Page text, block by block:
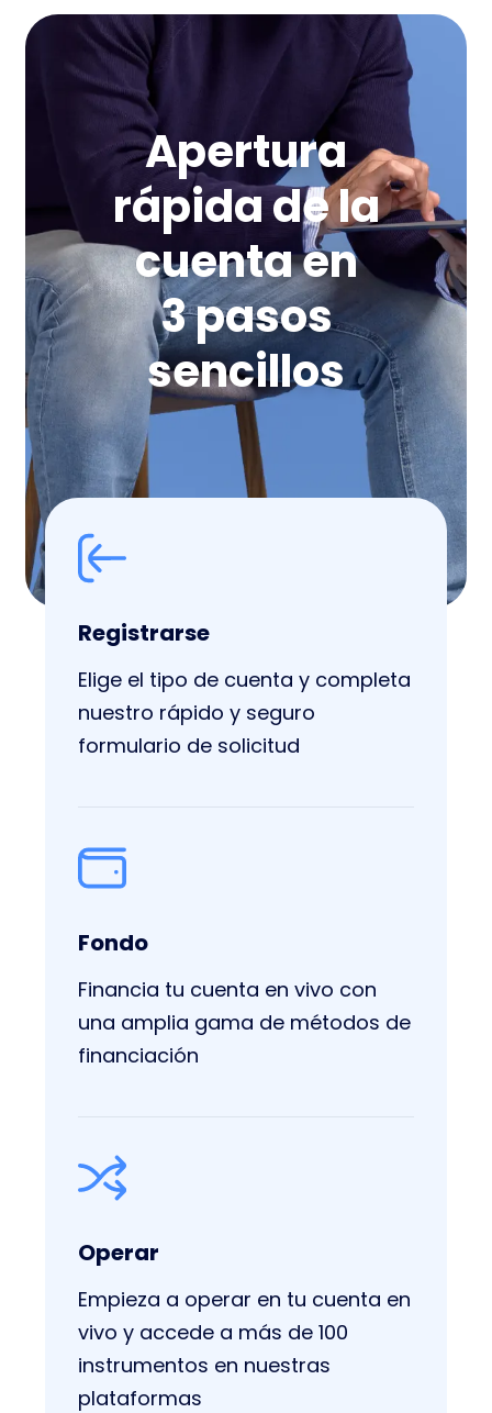
Apertura
rápida de la
cuenta en
3 pasos
sencillos
Registrarse
Elige el tipo de cuenta y completa
nuestro rápido y seguro
formulario de solicitud
Fondo
Financia tu cuenta en vivo con
una amplia gama de métodos de
financiación
Operar
Empieza a operar en tu cuenta en
vivo y accede a más de 100
instrumentos en nuestras
plataformas